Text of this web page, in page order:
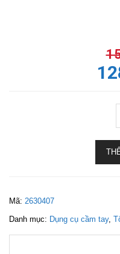
Mã: 2630407
Danh mục: Dụng cụ cầm tay,